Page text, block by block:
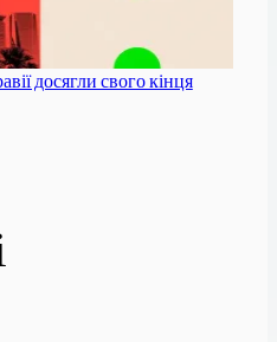
досягли свого кінця